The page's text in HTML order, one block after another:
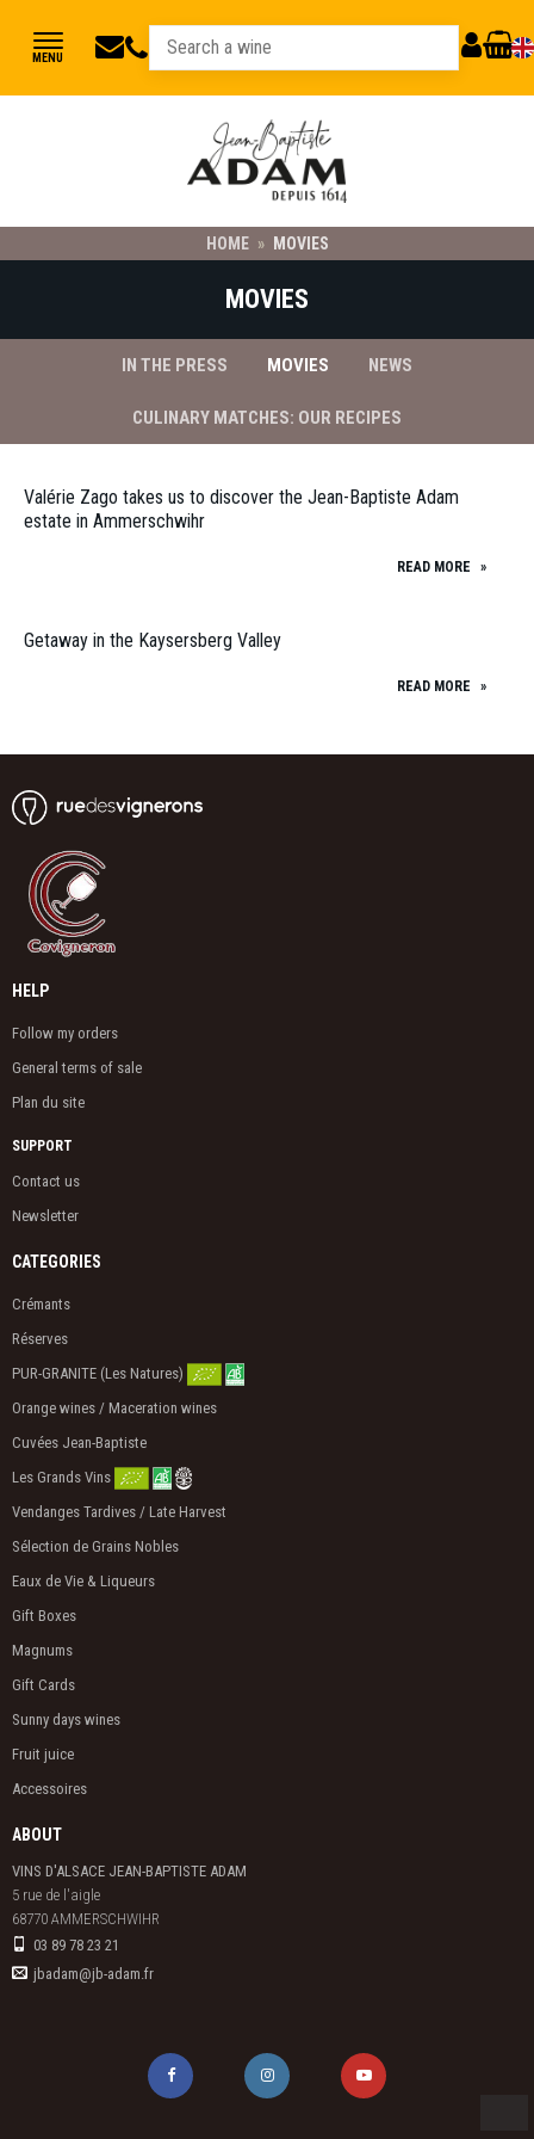
jbadam@jb-
03
89
78
MY CART
MENU
HOME » MOVIES
MOVIES
IN THE PRESS MOVIES NEWS
CULINARY MATCHES: OUR RECIPES
Valérie Zago takes us to discover the Jean-Baptiste Adam
estate in Ammerschwihr
READ MORE »
Getaway in the Kaysersberg Valley
READ MORE »
HELP
Follow my orders
General terms of sale
Plan du site
SUPPORT
Contact us
Newsletter
CATEGORIES
Crémants
Réserves
PUR-GRANITE (Les Natures)
Orange wines / Maceration wines
Cuvées Jean-Baptiste
Les Grands Vins
Vendanges Tardives / Late Harvest
Sélection de Grains Nobles
Eaux de Vie & Liqueurs
Gift Boxes
Magnums
Gift Cards
Sunny days wines
Fruit juice
Accessoires
ABOUT
VINS D'ALSACE JEAN-BAPTISTE ADAM
5 rue de l'aigle
68770 AMMERSCHWIHR
03 89 78 23 21
jbadam@jb-adam.fr